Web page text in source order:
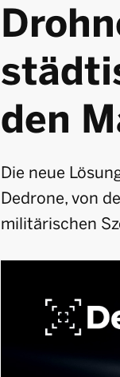
den
Die neue
Dedrone, von
militärischen